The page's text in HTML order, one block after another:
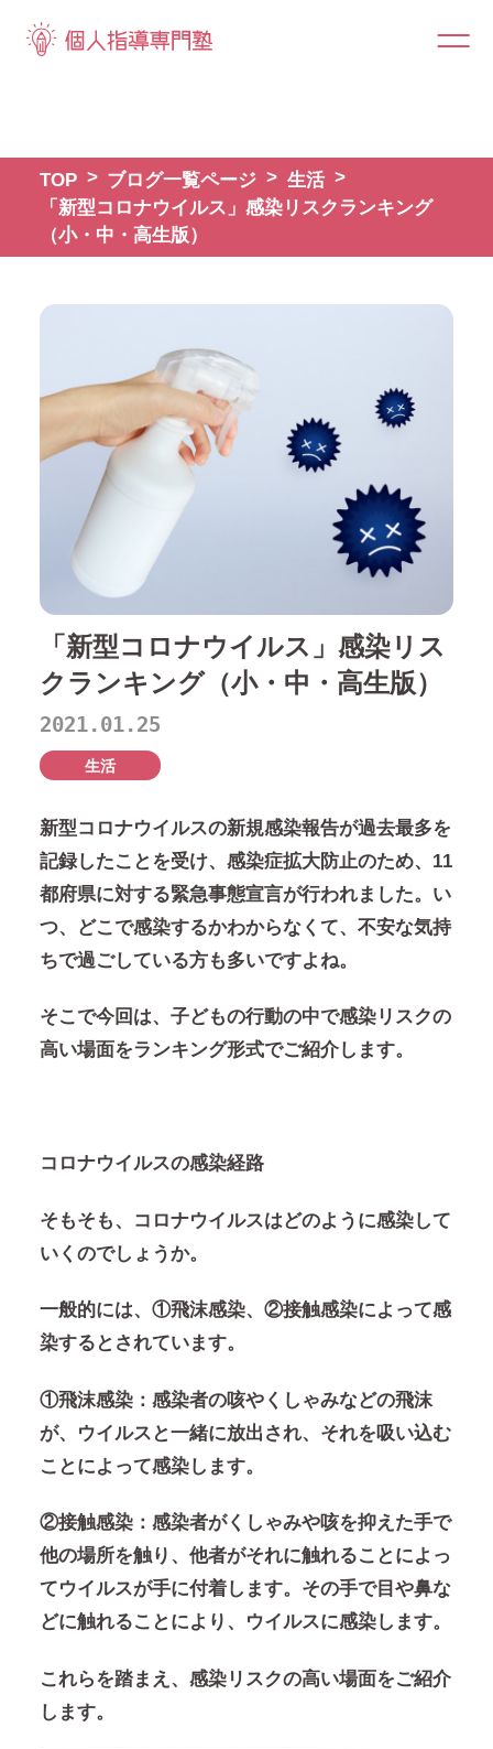
TOP ブログ一覧ページ
生活
「新型コロナウイルス」感染リスクランキング
（小・中・高生版）
「新型コロナウイルス」感染リス
クランキング（小・中・高生版）
2021.01.25
生活
新型コロナウイルスの新規感染報告が過去最多を
記録したことを受け、感染症拡大防止のため、11
都府県に対する緊急事態宣言が行われました。い
つ、どこで感染するかわからなくて、不安な気持
ちで過ごしている方も多いですよね。
そこで今回は、 子どもの行動の中で感染リスクの
高い場面をランキング形式でご紹介します。
コロナウイルスの感染経路
そもそも、コロナウイルスはどのように感染して
いくのでしょうか。
一般的には、 ①飛沫感染、②接触感染によって感
染するとされています。
①飛沫感染： 感染者の咳やくしゃみなどの飛沫
が、ウイルスと一緒に放出され、それを吸い込む
ことによって感染します。
②接触感染： 感染者がくしゃみや咳を抑えた手で
他の場所を触り、他者がそれに触れることによっ
てウイルスが手に付着します。その手で目や鼻な
どに触れることにより、ウイルスに感染します。
これらを踏まえ、感染リスクの高い場面をご紹介
します。